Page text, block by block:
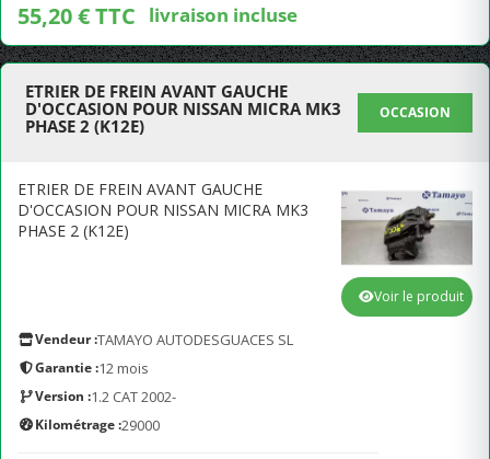
55,20 € TTC livraison incluse
ETRIER DE FREIN AVANT GAUCHE
D'OCCASION POUR NISSAN MICRA MK3
PHASE 2 (K12E)
OCCASION
ETRIER DE FREIN AVANT GAUCHE
D'OCCASION POUR NISSAN MICRA MK3
PHASE 2 (K12E)
Vendeur :TAMAYO AUTODESGUACES SL
Garantie :12 mois
Version :1.2 CAT 2002-
Kilométrage :29000
Voir le produit